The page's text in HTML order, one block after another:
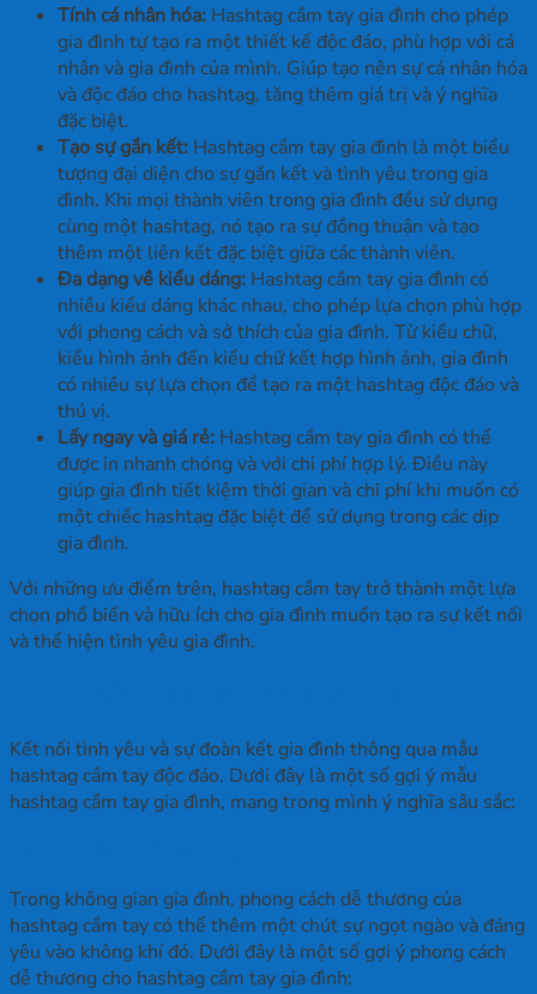
Tính cá nhân hóa: Hashtag cầm tay gia đình cho phép
gia đình tự tạo ra một thiết kế độc đáo, phù hợp với cá
nhân và gia đình của mình. Giúp tạo nên sự cá nhân hóa
và độc đáo cho hashtag, tăng thêm giá trị và ý nghĩa
đặc biệt.
Tạo sự gắn kết: Hashtag cầm tay gia đình là một biểu
tượng đại diện cho sự gắn kết và tình yêu trong gia
đình. Khi mọi thành viên trong gia đình đều sử dụng
cùng một hashtag, nó tạo ra sự đồng thuận và tạo
thêm một liên kết đặc biệt giữa các thành viên.
Đa dạng về kiểu dáng: Hashtag cầm tay gia đình có
nhiều kiểu dáng khác nhau, cho phép lựa chọn phù hợp
với phong cách và sở thích của gia đình. Từ kiểu chữ,
kiểu hình ảnh đến kiểu chữ kết hợp hình ảnh, gia đình
có nhiều sự lựa chọn để tạo ra một hashtag độc đáo và
thú vị.
Lấy ngay và giá rẻ: Hashtag cầm tay gia đình có thể
được in nhanh chóng và với chi phí hợp lý. Điều này
giúp gia đình tiết kiệm thời gian và chi phí khi muốn có
một chiếc hashtag đặc biệt để sử dụng trong các dịp
gia đình.
Với những ưu điểm trên, hashtag cầm tay trở thành một lựa
chọn phổ biến và hữu ích cho gia đình muốn tạo ra sự kết nối
và thể hiện tình yêu gia đình.
Kết nối tình yêu và sự đoàn kết gia đình thông qua mẫu
hashtag cầm tay độc đáo. Dưới đây là một số gợi ý mẫu
hashtag cầm tay gia đình, mang trong mình ý nghĩa sâu sắc:
Trong không gian gia đình, phong cách dễ thương của
hashtag cầm tay có thể thêm một chút sự ngọt ngào và đáng
yêu vào không khí đó. Dưới đây là một số gợi ý phong cách
dễ thương cho hashtag cầm tay gia đình: